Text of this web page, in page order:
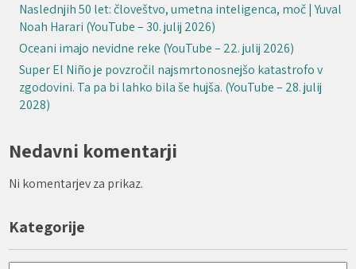
Naslednjih 50 let: človeštvo, umetna inteligenca, moč | Yuval
Noah Harari (YouTube – 30. julij 2026)
Oceani imajo nevidne reke (YouTube – 22. julij 2026)
Super El Niño je povzročil najsmrtonosnejšo katastrofo v
zgodovini. Ta pa bi lahko bila še hujša. (YouTube – 28. julij
2028)
Nedavni komentarji
Ni komentarjev za prikaz.
Kategorije